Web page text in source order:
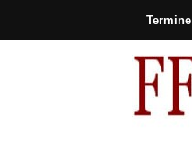
Termine